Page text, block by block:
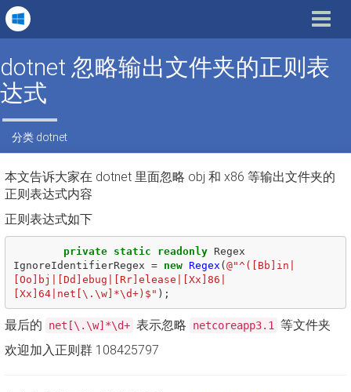
Toggle
dotnet 忽略输出文件夹的正则表
达式
分类 dotnet
本文告诉大家在 dotnet 里面忽略 obj 和 x86 等输出文件夹的
正则表达式内容
正则表达式如下
private static readonly
Regex
IgnoreIdentifierRegex = new Regex (@"^([Bb]in|
[Oo]bj|[Dd]ebug|[Rr]elease|[Xx]86|
[Xx]64|net[\.\w]*\d+)$" );
最后的 net[\.\w]*\d+ 表示忽略 netcoreapp3.1
等文件夹
欢迎加入正则群 108425797